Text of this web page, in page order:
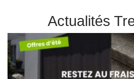
Actualités